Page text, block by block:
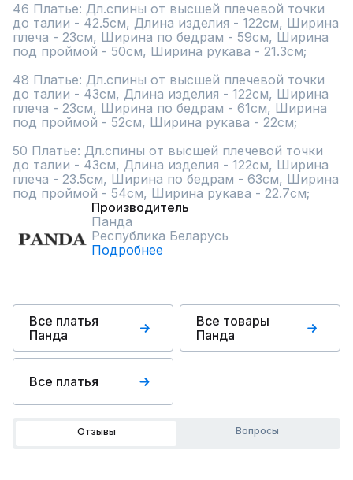
46 Платье: Дл.спины от высшей плечевой точки
до талии - 42.5см, Длина изделия - 122см, Ширина
плеча - 23см, Ширина по бедрам - 59см, Ширина
под проймой - 50см, Ширина рукава - 21.3см;
48 Платье: Дл.спины от высшей плечевой точки
до талии - 43см, Длина изделия - 122см, Ширина
плеча - 23см, Ширина по бедрам - 61см, Ширина
под проймой - 52см, Ширина рукава - 22см;
50 Платье: Дл.спины от высшей плечевой точки
до талии - 43см, Длина изделия - 122см, Ширина
плеча - 23.5см, Ширина по бедрам - 63см, Ширина
под проймой - 54см, Ширина рукава - 22.7см;
Производитель
Панда
Республика Беларусь
Подробнее
Все платья
Панда
Все товары
Панда
Все платья
Отзывы Вопросы